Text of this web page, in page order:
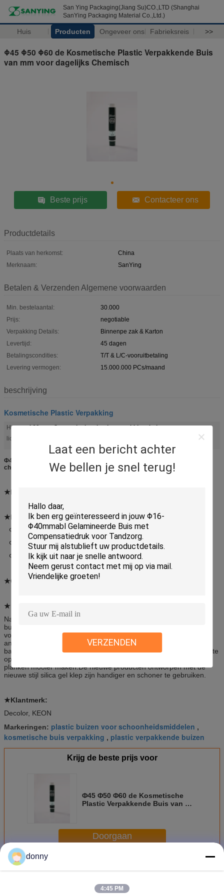
San Ying Packaging(Jiang Su)CO.,LTD (Shanghai
SanYing Packaging Material Co.,Ltd.)
Huis Producten Ongeveer ons Fabrieksreis >>
Laat een bericht achter
We bellen je snel terug!
VERZENDEN
Φ45 Φ50 Φ60 de Kosmetische Plastic Verpakkende Buis
van mm voor dagelijks Chemisch
Beste prijs Contacteer ons
Productdetails
Plaats van herkomst:
China
Merknaam:
SanYing
Betalen & Verzenden Algemene voorwaarden
Min. bestelaantal:
30.000
Prijs:
negotiable
Verpakking Details:
Binnenpe zak & Karton
Levertijd:
45 dagen
Betalingscondities:
T/T & L/C-vooruitbetaling
Levering vermogen:
15.000.000 PCs/maand
beschrijving
Kosmetische Plastic Verpakking
Hoog
licht:
Φ60 mm Cosmetische plastic verpakkingsbuis,
Φ45 Φ50 Φ60 mm Cosmetische plastic verpakkingsbuis voor dagelijkse
chemicaliën
★Materieel:
★De diameter en dikte van de buis(Φ: Diameter μ: Dikte)
Φ16 Φ19 Φ22 Φ25 Φ28: 325 μ
Φ30 Φ35 Φ40: 350μ&375μ
Φ45 Φ50 Φ60: 425 μ
★Gebruik:Haarverf, kraagreiniger
★ kenmerk:
Nadat de aluminium-plastic en volledig plastic gelamineerde
buisverpakking met hoge barrière eigenschappen wordt gebruikt
voor gloednieuwe verpakkingen van haarverf, kraagreiniger en
andere dagelijkse chemicaliën,de buis zorgt voor een uitstekende
barrière eigenschap, zal gemakkelijker te dragen en herhaaldelijk te
openen zijn, handig te gebruiken, en zal hygiëne verbeteren en
planken mooier maken.De nieuwe producten ontworpen met de
nieuwe stijl silica gel klep zijn handiger en schoner te gebruiken.
★Klantmerk:
Decolor, KEON
Markeringen: plastic buizen voor schoonheidsmiddelen ,
kosmetische buis verpakking , plastic verpakkende buizen
Krijg de beste prijs voor
Φ45 Φ50 Φ60 de Kosmetische
Plastic Verpakkende Buis van mm
Doorgaan
Meer Kosmetische Plastic Verpakking
donny
4:45 PM